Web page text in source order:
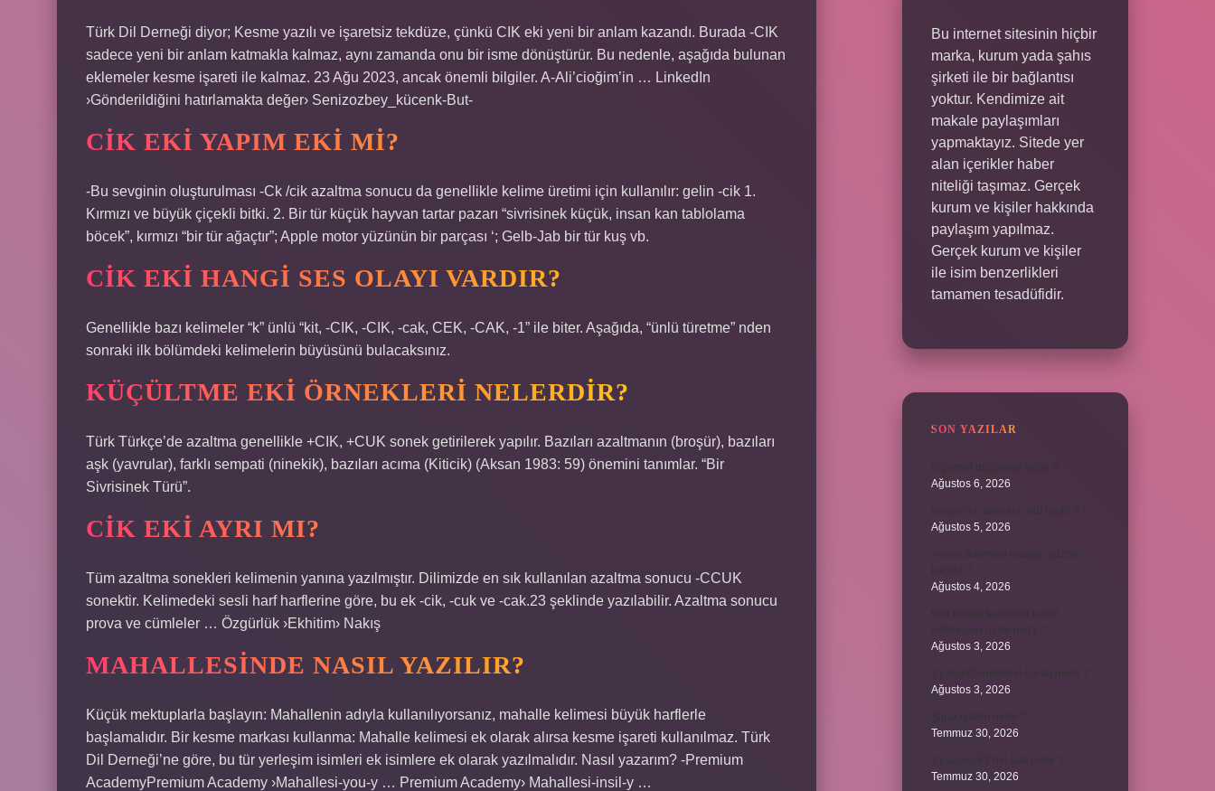
Türk Dil Derneği diyor; Kesme yazılı ve işaretsiz tekdüze, çünkü CIK eki yeni bir anlam kazandı. Burada -CIK
sadece yeni bir anlam katmakla kalmaz, aynı zamanda onu bir isme dönüştürür. Bu nedenle, aşağıda bulunan
eklemeler kesme işareti ile kalmaz. 23 Ağu 2023, ancak önemli bilgiler. A-Ali’cioğim’in … LinkedIn
›Gönderildiğini hatırlamakta değer› Senizozbey_kücenk-But-
CIK EKI YAPIM EKI MI?
-Bu sevginin oluşturulması -Ck /cik azaltma sonucu da genellikle kelime üretimi için kullanılır: gelin -cik 1.
Kırmızı ve büyük çiçekli bitki. 2. Bir tür küçük hayvan tartar pazarı “sivrisinek küçük, insan kan tablolama
böcek”, kırmızı “bir tür ağaçtır”; Apple motor yüzünün bir parçası ‘; Gelb-Jab bir tür kuş vb.
CIK EKI HANGI SES OLAYI VARDIR?
Genellikle bazı kelimeler “k” ünlü “kit, -CIK, -CIK, -cak, CEK, -CAK, -1” ile biter. Aşağıda, “ünlü türetme” nden
sonraki ilk bölümdeki kelimelerin büyüsünü bulacaksınız.
KÜÇÜLTME EKI ÖRNEKLERI NELERDIR?
Türk Türkçe’de azaltma genellikle +CIK, +CUK sonek getirilerek yapılır. Bazıları azaltmanın (broşür), bazıları
aşk (yavrular), farklı sempati (ninekik), bazıları acıma (Kiticik) (Aksan 1983: 59) önemini tanımlar. “Bir
Sivrisinek Türü”.
CIK EKI AYRI MI?
Tüm azaltma sonekleri kelimenin yanına yazılmıştır. Dilimizde en sık kullanılan azaltma sonucu -CCUK
sonektir. Kelimedeki sesli harf harflerine göre, bu ek -cik, -cuk ve -cak.23 şeklinde yazılabilir. Azaltma sonucu
prova ve cümleler … Özgürlük ›Ekhitim› Nakış
MAHALLESINDE NASIL YAZILIR?
Küçük mektuplarla başlayın: Mahallenin adıyla kullanılıyorsanız, mahalle kelimesi büyük harflerle
başlamalıdır. Bir kesme markası kullanma: Mahalle kelimesi ek olarak alırsa kesme işareti kullanılmaz. Türk
Dil Derneği’ne göre, bu tür yerleşim isimleri ek isimlere ek olarak yazılmalıdır. Nasıl yazarım? -Premium
AcademyPremium Academy ›Mahallesi-you-y … Premium Academy› Mahallesi-insil-y …
Bu internet sitesinin hiçbir
marka, kurum yada şahıs
şirketi ile bir bağlantısı
yoktur. Kendimize ait
makale paylaşımları
yapmaktayız. Sitede yer
alan içerikler haber
niteliği taşımaz. Gerçek
kurum ve kişiler hakkında
paylaşım yapılmaz.
Gerçek kurum ve kişiler
ile isim benzerlikleri
tamamen tesadüfidir.
SON YAZILAR
Ağustos 6, 2026
Ağustos 5, 2026
Ağustos 4, 2026
Ağustos 3, 2026
Ağustos 3, 2026
Temmuz 30, 2026
Temmuz 30, 2026